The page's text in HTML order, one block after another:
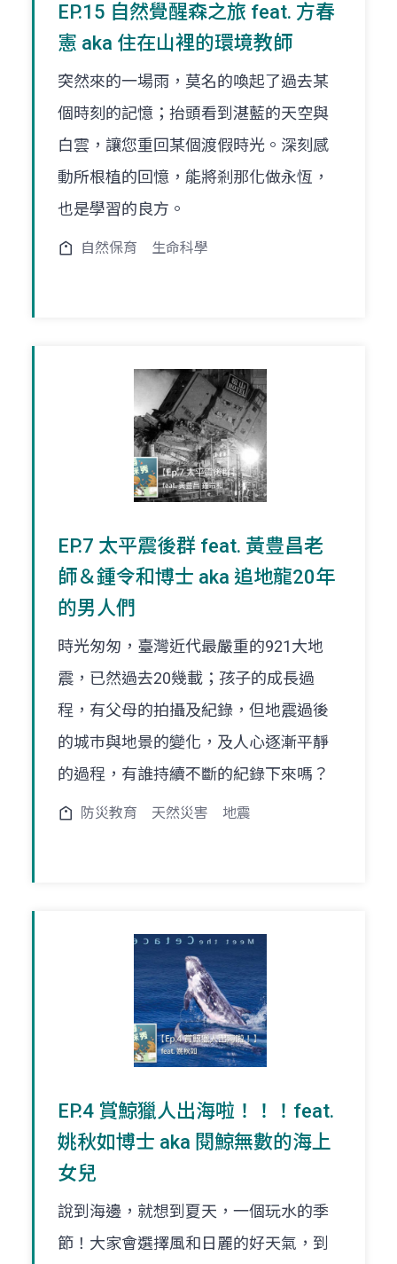
EP.15 自然覺醒森之旅 feat. 方春
憲 aka 住在山裡的環境教師
突然來的一場雨，莫名的喚起了過去某
個時刻的記憶；抬頭看到湛藍的天空與
白雲，讓您重回某個渡假時光。深刻感
動所根植的回憶，能將剎那化做永恆，
也是學習的良方。
自然保育 生命科學
EP.7 太平震後群 feat. 黃豊昌老
師＆鍾令和博士 aka 追地龍20年
的男人們
時光匆匆，臺灣近代最嚴重的921大地
震，已然過去20幾載；孩子的成長過
程，有父母的拍攝及紀錄，但地震過後
的城巿與地景的變化，及人心逐漸平靜
的過程，有誰持續不斷的紀錄下來嗎？
防災教育 天然災害 地震
EP.4 賞鯨獵人出海啦！！！feat.
姚秋如博士 aka 閱鯨無數的海上
女兒
說到海邊，就想到夏天，一個玩水的季
節！大家會選擇風和日麗的好天氣，到